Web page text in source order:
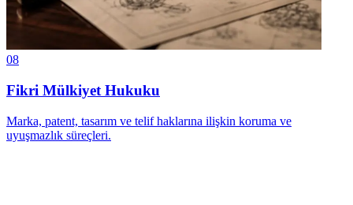
08
Fikri Mülkiyet Hukuku
Marka, patent, tasarım ve telif haklarına ilişkin koruma ve
uyuşmazlık süreçleri.